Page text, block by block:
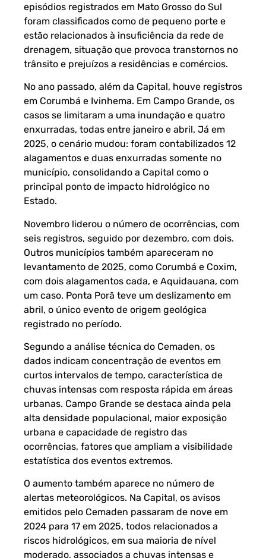
episódios registrados em Mato Grosso do Sul
foram classificados como de pequeno porte e
estão relacionados à insuficiência da rede de
drenagem, situação que provoca transtornos no
trânsito e prejuízos a residências e comércios.
No ano passado, além da Capital, houve registros
em Corumbá e Ivinhema. Em Campo Grande, os
casos se limitaram a uma inundação e quatro
enxurradas, todas entre janeiro e abril. Já em
2025, o cenário mudou: foram contabilizados 12
alagamentos e duas enxurradas somente no
município, consolidando a Capital como o
principal ponto de impacto hidrológico no
Estado.
Novembro liderou o número de ocorrências, com
seis registros, seguido por dezembro, com dois.
Outros municípios também apareceram no
levantamento de 2025, como Corumbá e Coxim,
com dois alagamentos cada, e Aquidauana, com
um caso. Ponta Porã teve um deslizamento em
abril, o único evento de origem geológica
registrado no período.
Segundo a análise técnica do Cemaden, os
dados indicam concentração de eventos em
curtos intervalos de tempo, característica de
chuvas intensas com resposta rápida em áreas
urbanas. Campo Grande se destaca ainda pela
alta densidade populacional, maior exposição
urbana e capacidade de registro das
ocorrências, fatores que ampliam a visibilidade
estatística dos eventos extremos.
O aumento também aparece no número de
alertas meteorológicos. Na Capital, os avisos
emitidos pelo Cemaden passaram de nove em
2024 para 17 em 2025, todos relacionados a
riscos hidrológicos, em sua maioria de nível
moderado, associados a chuvas intensas e